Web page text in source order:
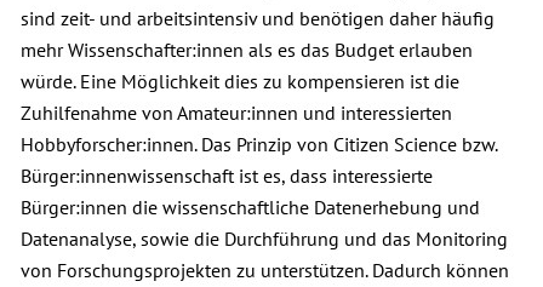
sind zeit- und arbeitsintensiv und benötigen daher häufig
mehr Wissenschafter:innen als es das Budget erlauben
würde. Eine Möglichkeit dies zu kompensieren ist die
Zuhilfenahme von Amateur:innen und interessierten
Hobbyforscher:innen. Das Prinzip von Citizen Science bzw.
Bürger:innenwissenschaft ist es, dass interessierte
Bürger:innen die wissenschaftliche Datenerhebung und
Datenanalyse, sowie die Durchführung und das Monitoring
von Forschungsprojekten zu unterstützen. Dadurch können